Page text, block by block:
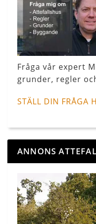
Fråga vår expert
grunder, regler
STÄLL DIN FRÅGA
ANNONS